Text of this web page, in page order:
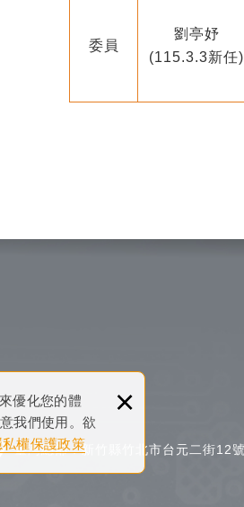
優化您的體
我們使用。欲
私權保護政策
×
委員
劉亭妤
(115.3.3新任)
臺灣總部：新竹縣竹北市台元二街12